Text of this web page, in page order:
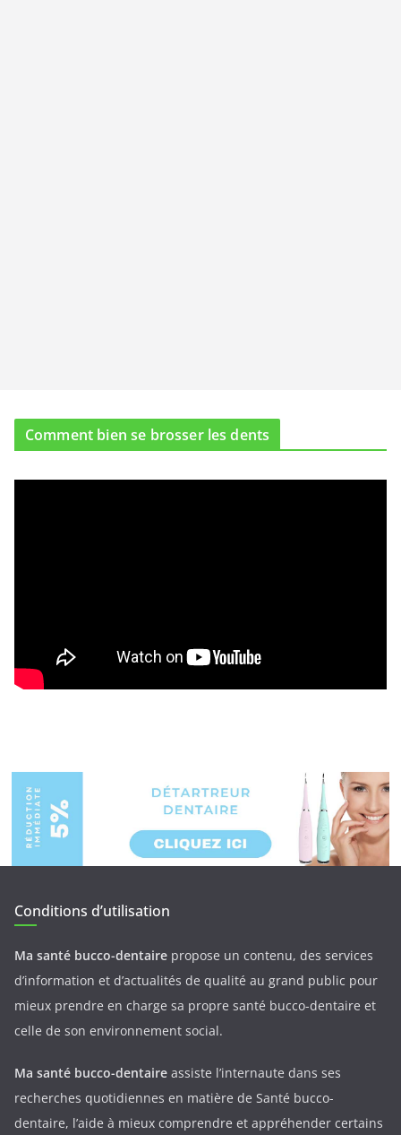
Comment bien se brosser les dents
Conditions d’utilisation
Ma santé bucco-dentaire propose un contenu, des services
d’information et d’actualités de qualité au grand public pour
mieux prendre en charge sa propre santé bucco-dentaire et
celle de son environnement social.
Ma santé bucco-dentaire assiste l’internaute dans ses
recherches quotidiennes en matière de Santé bucco-
dentaire, l’aide à mieux comprendre et appréhender certains